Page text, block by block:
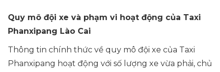
Quy mô đội xe và phạm vi hoạt động của Taxi
Phanxipang Lào Cai
Thông tin chính thức về quy mô đội xe của Taxi
Phanxipang hoạt động với số lượng xe vừa phải, chủ